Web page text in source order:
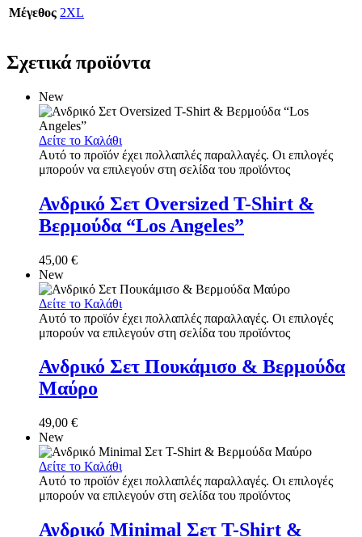
Μέγεθος 2XL
Σχετικά προϊόντα
New
Δείτε το Καλάθι
Αυτό το προϊόν έχει πολλαπλές παραλλαγές. Οι επιλογές
μπορούν να επιλεγούν στη σελίδα του προϊόντος
Ανδρικό Σετ Oversized T-Shirt &
Βερμούδα “Los Angeles”
45,00 €
New
Δείτε το Καλάθι
Αυτό το προϊόν έχει πολλαπλές παραλλαγές. Οι επιλογές
μπορούν να επιλεγούν στη σελίδα του προϊόντος
Ανδρικό Σετ Πουκάμισο & Βερμούδα
Μαύρο
49,00 €
New
Δείτε το Καλάθι
Αυτό το προϊόν έχει πολλαπλές παραλλαγές. Οι επιλογές
μπορούν να επιλεγούν στη σελίδα του προϊόντος
Ανδρικό Minimal Σετ T-Shirt &